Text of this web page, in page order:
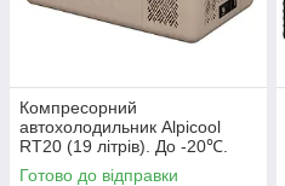
Компресорний
автохолодильник Alpicool
RT20 (19 літрів). До -20℃.
(12, 24, 220 Вольт)
Готово до відправки